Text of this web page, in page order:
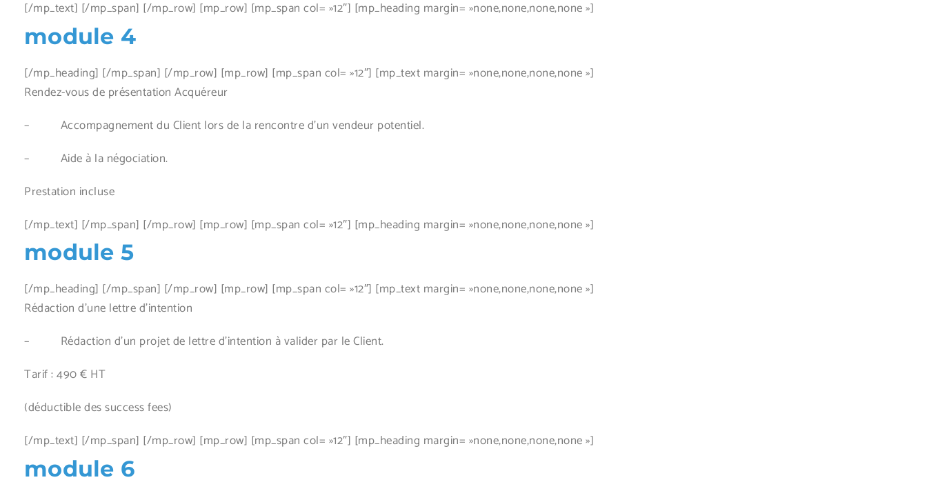
[/mp_text] [/mp_span] [/mp_row] [mp_row] [mp_span col= »12″] [mp_heading margin= »none,none,none,none »]
module 4
[/mp_heading] [/mp_span] [/mp_row] [mp_row] [mp_span col= »12″] [mp_text margin= »none,none,none,none »]
Rendez-vous de présentation Acquéreur
– Accompagnement du Client lors de la rencontre d’un vendeur potentiel.
– Aide à la négociation.
Prestation incluse
[/mp_text] [/mp_span] [/mp_row] [mp_row] [mp_span col= »12″] [mp_heading margin= »none,none,none,none »]
module 5
[/mp_heading] [/mp_span] [/mp_row] [mp_row] [mp_span col= »12″] [mp_text margin= »none,none,none,none »]
Rédaction d’une lettre d’intention
– Rédaction d’un projet de lettre d’intention à valider par le Client.
Tarif : 490 € HT
(déductible des success fees)
[/mp_text] [/mp_span] [/mp_row] [mp_row] [mp_span col= »12″] [mp_heading margin= »none,none,none,none »]
module 6